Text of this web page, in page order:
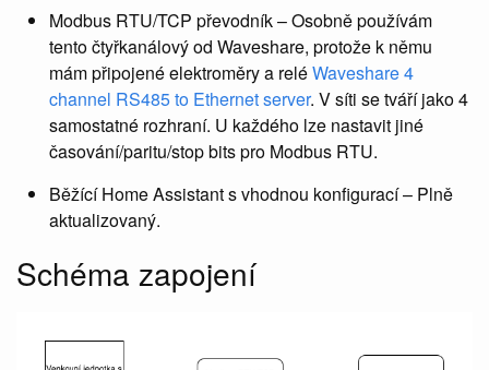
Modbus RTU/TCP převodník – Osobně používám
tento čtyřkanálový od Waveshare, protože k němu
mám připojené elektroměry a reléWaveshare 4
channel RS485 to Ethernet server. V síti se tváří jako 4
samostatné rozhraní. U každého lze nastavit jiné
časování/paritu/stop bits pro Modbus RTU.
Běžící Home Assistant s vhodnou konfigurací – Plně
aktualizovaný.
Schéma zapojení